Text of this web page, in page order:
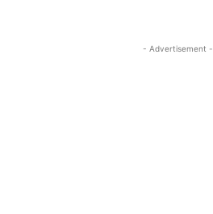
- Advertisement -